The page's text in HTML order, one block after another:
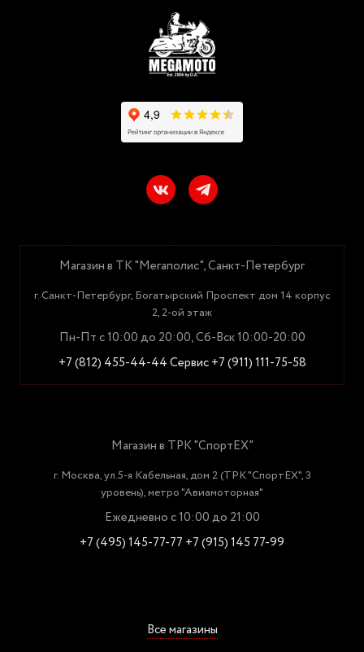
Магазин в ТК "Мегаполис", Санкт-Петербург
г. Санкт-Петербург, Богатырский Проспект дом 14 корпус
2, 2-ой этаж
Пн-Пт с 10:00 до 20:00, Сб-Вск 10:00-20:00
+7 (812) 455-44-44Сервис +7 (911) 111-75-58
Магазин в ТРК "СпортЕХ"
г. Москва, ул.5-я Кабельная, дом 2 (ТРК "СпортЕХ", 3
уровень), метро "Авиамоторная"
Ежедневно с 10:00 до 21:00
+7 (495) 145-77-77 +7 (915) 145 77-99
Все магазины